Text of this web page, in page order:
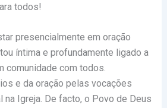
todos!
presencialmente em oração
íntima e profundamente ligado a
comunidade com todos.
e da oração pelas vocações
na Igreja. De facto, o Povo de Deus